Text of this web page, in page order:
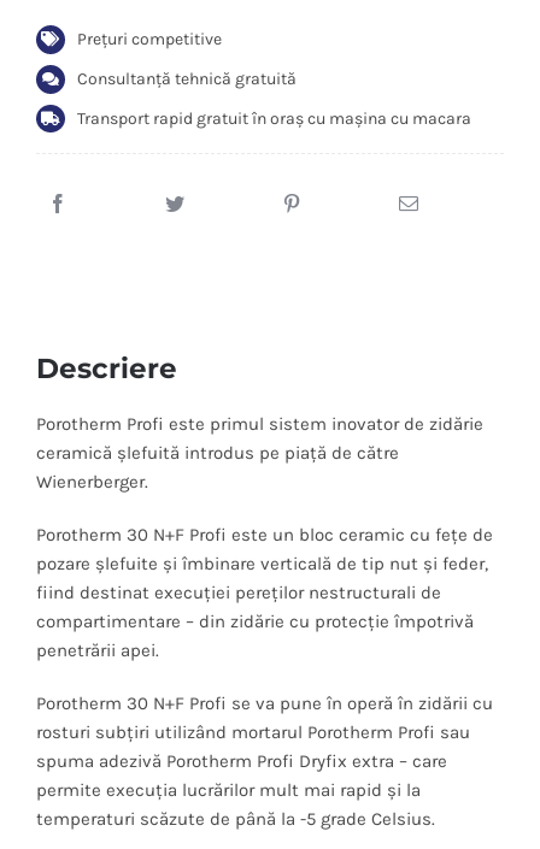
Prețuri competitive
Consultanță tehnică gratuită
Transport rapid gratuit în oraș cu mașina cu macara
Descriere
Porotherm Profi este primul sistem inovator de zidărie
ceramică șlefuită introdus pe piață de către
Wienerberger.
Porotherm 30 N+F Profi este un bloc ceramic cu fețe de
pozare șlefuite și îmbinare verticală de tip nut și feder,
fiind destinat execuției perețilornestructurali de
compartimentare – din zidărie cu protecție împotrivă
penetrării apei.
Porotherm 30 N+F Profi se va pune în operă în zidării cu
rosturi subțiri utilizând mortarul Porotherm Profi sau
spuma adezivă Porotherm Profi Dryfix extra – care
permite execuția lucrărilormult mai rapid și la
temperaturi scăzute de până la -5 grade Celsius.